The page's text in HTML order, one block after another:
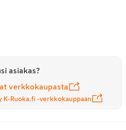
asiakas?
verkkokaupasta
Ruoka.fi -verkkokauppaan